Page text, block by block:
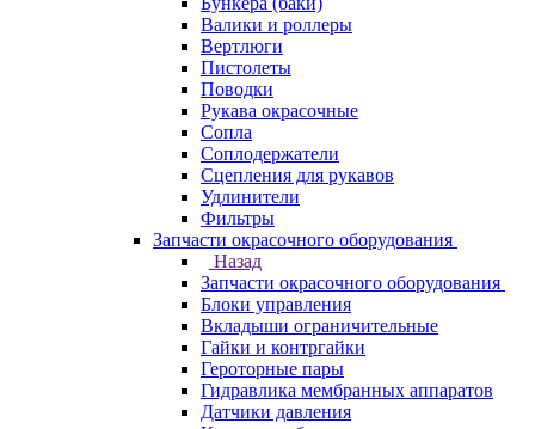
Валики и роллеры
Вертлюги
Пистолеты
Поводки
Рукава окрасочные
Сопла
Соплодержатели
Сцепления для рукавов
Удлинители
Фильтры
Запчасти окрасочного оборудования
Назад
Запчасти окрасочного оборудования
Блоки управления
Вкладыши ограничительные
Гайки и контргайки
Героторные пары
Гидравлика мембранных аппаратов
Датчики давления